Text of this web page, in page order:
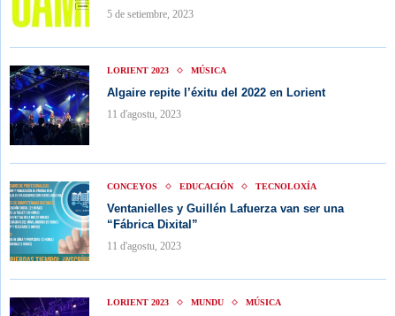
5 de setiembre, 2023
LORIENT 2023 MÚSICA
Algaire repite l’éxitu del 2022 en Lorient
11 d'agostu, 2023
CONCEYOS EDUCACIÓN TECNOLOXÍA
Ventanielles y Guillén Lafuerza van ser una
“Fábrica Dixital”
11 d'agostu, 2023
LORIENT 2023 MUNDU MÚSICA